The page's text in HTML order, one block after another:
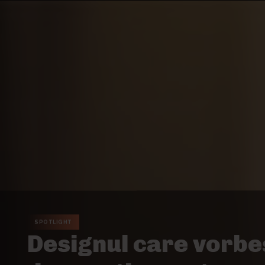
SPOTLIGHT
Designul care